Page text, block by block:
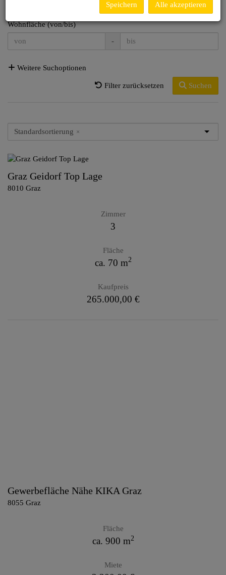
Wohnfläche (von/bis)
-
Weitere Suchoptionen
Filter zurücksetzen Suchen
Standardsortierung ×
Graz Geidorf Top Lage
8010 Graz
Zimmer
3
Fläche
ca. 70 m2
Kaufpreis
265.000,00 €
Gewerbefläche Nähe KIKA Graz
8055 Graz
Fläche
ca. 900 m2
Miete
Speichern Alle akzeptieren